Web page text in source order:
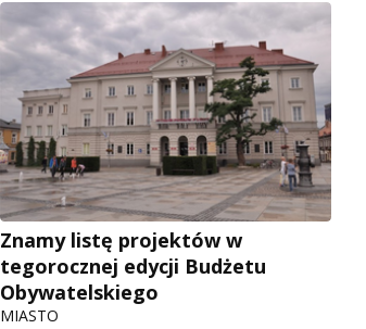
Znamy listę projektów w
tegorocznej edycji Budżetu
Obywatelskiego
MIASTO